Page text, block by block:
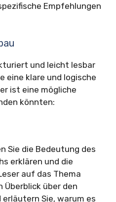
Empfehlungen
und leicht lesbar
eine klare und logische
ist eine mögliche
könnten:
Sie die Bedeutung des
erklären und die
auf das Thema
Überblick über den
Sie, warum es